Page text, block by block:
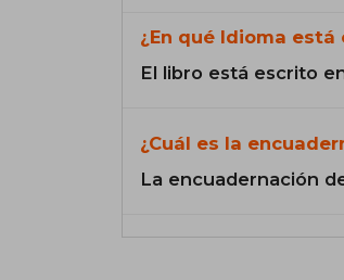
¿En qué Idioma
El libro está escrito
¿Cuál es la
La encuadernación